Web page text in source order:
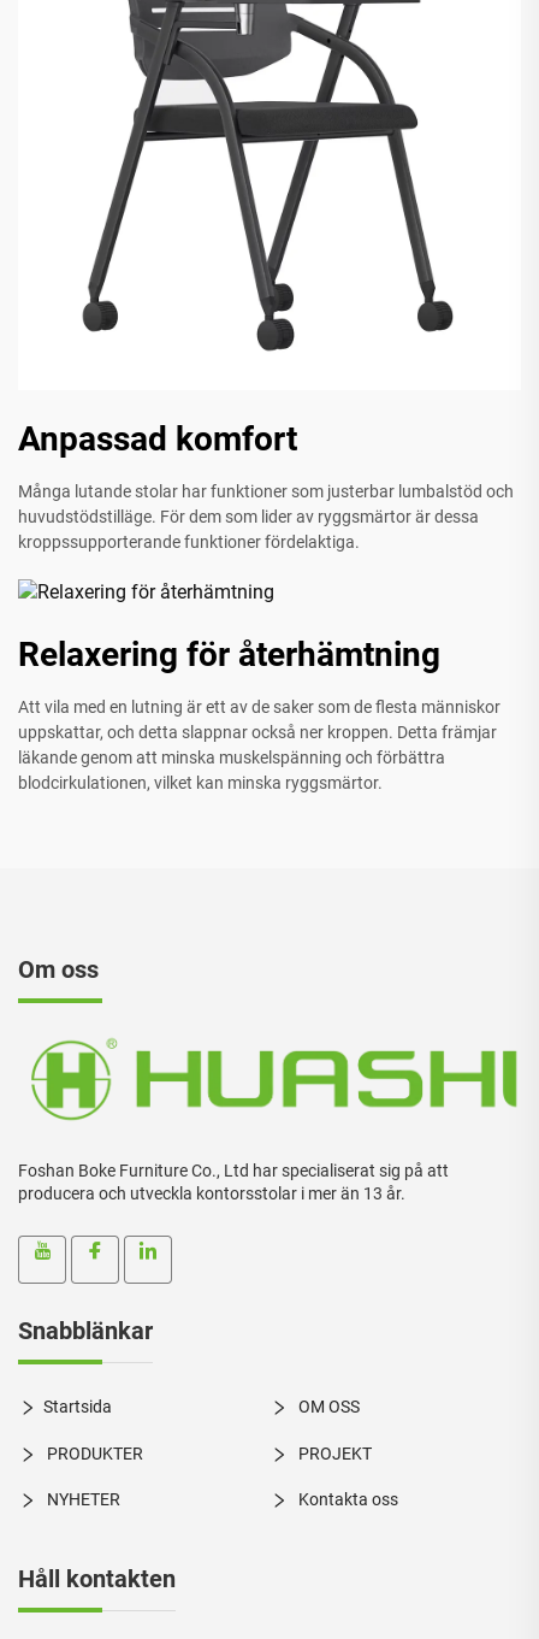
Anpassad komfort
Många lutande stolar har funktioner som justerbar lumbalstöd och
huvudstödstilläge. För dem som lider av ryggsmärtor är dessa
kroppssupporterande funktioner fördelaktiga.
Relaxering för återhämtning
Att vila med en lutning är ett av de saker som de flesta människor
uppskattar, och detta slappnar också ner kroppen. Detta främjar
läkande genom att minska muskelspänning och förbättra
blodcirkulationen, vilket kan minska ryggsmärtor.
Om oss
Foshan Boke Furniture Co., Ltd har specialiserat sig på att
producera och utveckla kontorsstolar i mer än 13 år.
Snabblänkar
Startsida OM OSS
PRODUKTER PROJEKT
NYHETER Kontakta oss
Håll kontakten